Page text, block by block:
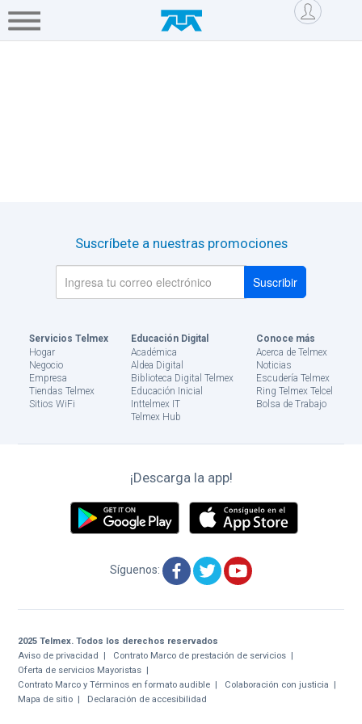
Hogar
Negocio
tu
oficina
Tiendas
y
Suscríbete a nuestras promociones
Servicios Telmex
Hogar
Negocio
Empresa
Tiendas Telmex
Sitios WiFi
Educación Digital
Académica
Aldea Digital
Biblioteca Digital Telmex
Educación Inicial
Inttelmex IT
Telmex Hub
Conoce más
Acerca de Telmex
Noticias
Escudería Telmex
Ring Telmex Telcel
Bolsa de Trabajo
¡Descarga la app!
Síguenos:
2025 Telmex. Todos los derechos reservados
Aviso de privacidad
Contrato Marco de prestación de servicios
Oferta de servicios Mayoristas
Contrato Marco y Términos en formato audible
Colaboración con justicia
Mapa de sitio
Declaración de accesibilidad